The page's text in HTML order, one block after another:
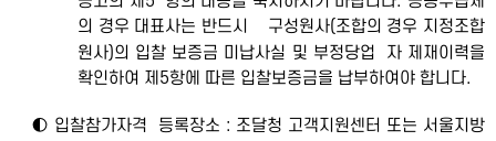
의 경우 대표사는 반드시 구성원사(조합의 경우 지정조합
원사)의 입찰 보증금 미납사실 및 부정당업 자 제재이력을
확인하여 제5항에 따른 입찰보증금을 납부하여야 합니다.
◐ 입찰참가자격 등록장소 : 조달청 고객지원센터 또는 서울지방